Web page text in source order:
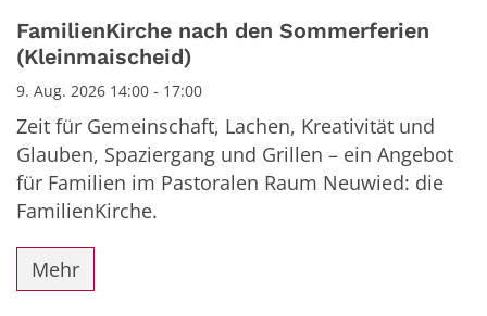
FamilienKirche nach den Sommerferien
(Kleinmaischeid)
9. Aug. 2026 14:00 - 17:00
Zeit für Gemeinschaft, Lachen, Kreativität und
Glauben, Spaziergang und Grillen – ein Angebot
für Familien im Pastoralen Raum Neuwied: die
FamilienKirche.
Mehr